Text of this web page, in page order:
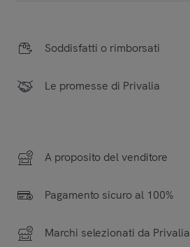
Soddisfatti o rimborsati
Le promesse di Privalia
A proposito del venditore
Pagamento sicuro al 100%
Marchi selezionati da Privalia